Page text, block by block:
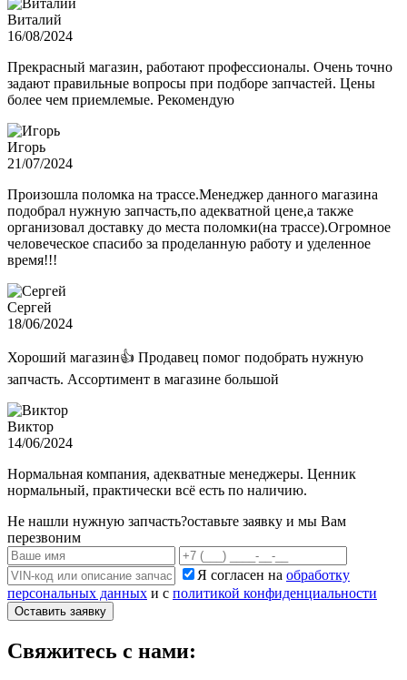
Виталий
16/08/2024
Прекрасный магазин, работают профессионалы. Очень точно
задают правильные вопросы при подборе запчастей. Цены
более чем приемлемые. Рекомендую
Игорь
21/07/2024
Произошла поломка на трассе.Менеджер данного магазина
подобрал нужную запчасть,по адекватной цене,а также
организовал доставку до места поломки(на трассе).Огромное
человеческое спасибо за проделанную работу и уделенное
время!!!
Сергей
18/06/2024
Хороший магазин👍 Продавец помог подобрать нужную
запчасть. Ассортимент в магазине большой
Виктор
14/06/2024
Нормальная компания, адекватные менеджеры. Ценник
нормальный, практически всё есть по наличию.
Не нашли нужную запчасть?оставьте заявку и мы Вам
перезвоним
Я согласен на обработку
персональных данных и с политикой конфиденциальности
Оставить заявку
Свяжитесь с нами: